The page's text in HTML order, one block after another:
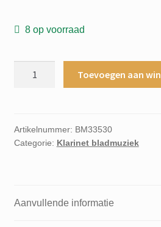
8 op voorraad
clarinet
book
Toevoegen aan
Artikelnummer: BM33530
Categorie: Klarinet bladmuziek
Aanvullende informatie